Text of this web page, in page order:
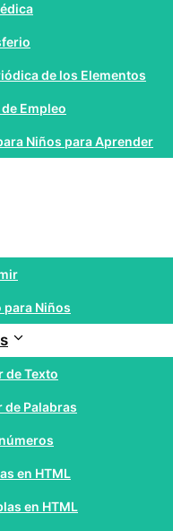
de los Elementos
Empleo
Niños para Aprender
para Niños
de Texto
de Palabras
en HTML
en HTML